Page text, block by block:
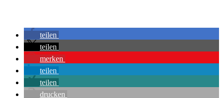
teilen
teilen
merken
teilen
teilen
drucken